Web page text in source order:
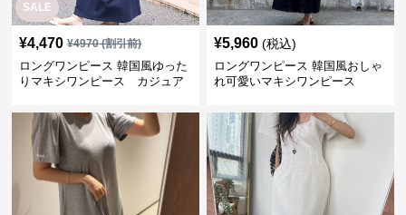
SALE
¥4,470 ¥4970(割引前)
ロングワンピース 韓国風ゆった
りマキシワンピース カジュア
¥5,960 (税込)
ロングワンピース 韓国風おしゃ
れ可愛いマキシワンピース